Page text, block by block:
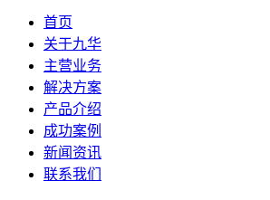
首页
关于九华
主营业务
解决方案
产品介绍
成功案例
新闻资讯
联系我们